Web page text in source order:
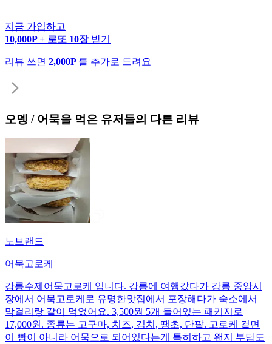
지금 가입하고
10,000P + 로또 10장 받기
리뷰 쓰면 2,000P 를 추가로 드려요
오뎅 / 어묵을 먹은 유저들의 다른 리뷰
노브랜드
어묵고로케
강릉수제어묵고로케 입니다. 강릉에 여행갔다가 강릉 중앙시
장에서 어묵고로케로 유명한맛집에서 포장해다가 숙소에서
막걸리랑 같이 먹었어요. 3,500원 5개 들어있는 패키지로
17,000원. 종류는 고구마, 치즈, 김치, 땡초, 단팥. 고로케 겉면
이 빵이 아니라 어묵으로 되어있다는게 특히하고 왠지 부담도